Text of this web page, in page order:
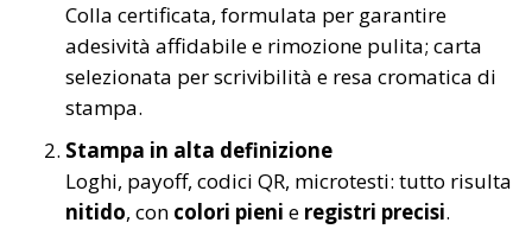
Colla certificata, formulata per garantire
adesività affidabile e rimozione pulita; carta
selezionata per scrivibilità e resa cromatica di
stampa.
Stampa in alta definizione
Loghi, payoff, codici QR, microtesti: tutto risulta
nitido, con colori pieni e registri precisi.